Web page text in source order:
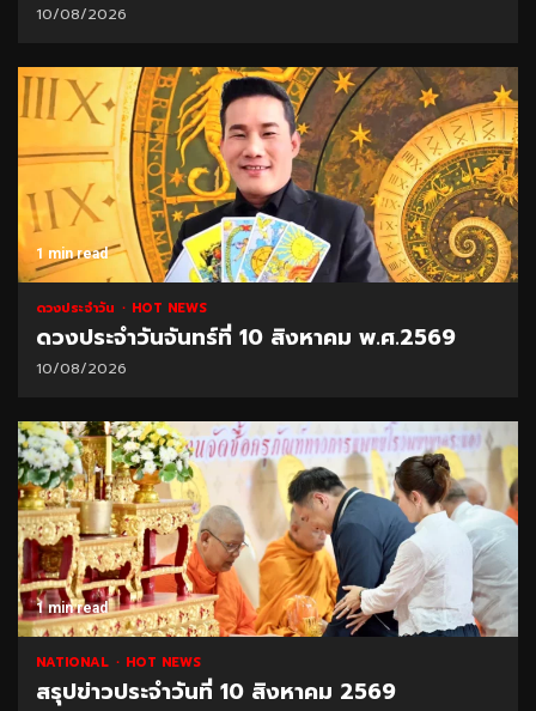
10/08/2026
1 min read
ดวงประจำวัน HOT NEWS
ดวงประจำวันจันทร์ที่ 10 สิงหาคม พ.ศ.2569
10/08/2026
1 min read
NATIONAL HOT NEWS
สรุปข่าวประจำวันที่ 10 สิงหาคม 2569